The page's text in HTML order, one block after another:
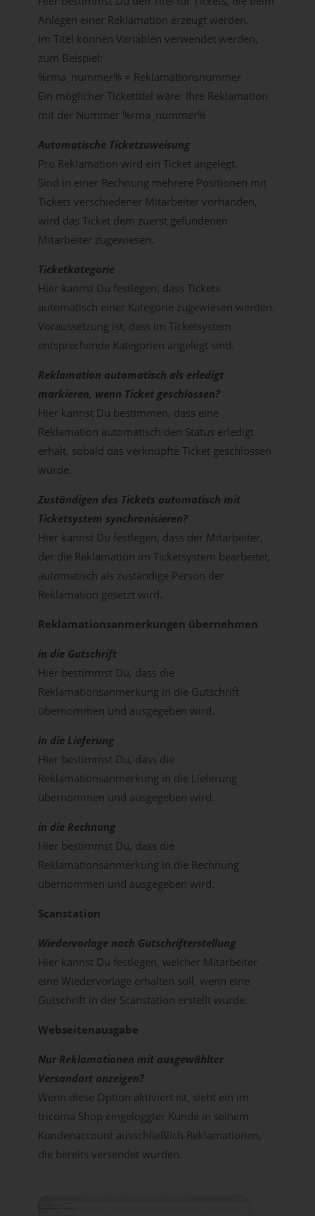
Anlegen einer Reklamation erzeugt werden.
Im Titel können Variablen verwendet werden,
zum Beispiel:
%rma_nummer% = Reklamationsnummer
Ein möglicher Tickettitel wäre: Ihre Reklamation
mit der Nummer %rma_nummer%
Automatische Ticketzuweisung
Pro Reklamation wird ein Ticket angelegt.
Sind in einer Rechnung mehrere Positionen mit
Tickets verschiedener Mitarbeiter vorhanden,
wird das Ticket dem zuerst gefundenen
Mitarbeiter zugewiesen.
Ticketkategorie
Hier kannst Du festlegen, dass Tickets
automatisch einer Kategorie zugewiesen werden.
Voraussetzung ist, dass im Ticketsystem
entsprechende Kategorien angelegt sind.
Reklamation automatisch als erledigt
markieren, wenn Ticket geschlossen?
Hier kannst Du bestimmen, dass eine
Reklamation automatisch den Status erledigt
erhält, sobald das verknüpfte Ticket geschlossen
wurde.
Zuständigen des Tickets automatisch mit
Ticketsystem synchronisieren?
Hier kannst Du festlegen, dass der Mitarbeiter,
der die Reklamation im Ticketsystem bearbeitet,
automatisch als zuständige Person der
Reklamation gesetzt wird.
Reklamationsanmerkungen übernehmen
in die Gutschrift
Hier bestimmst Du, dass die
Reklamationsanmerkung in die Gutschrift
übernommen und ausgegeben wird.
in die Lieferung
Hier bestimmst Du, dass die
Reklamationsanmerkung in die Lieferung
übernommen und ausgegeben wird.
in die Rechnung
Hier bestimmst Du, dass die
Reklamationsanmerkung in die Rechnung
übernommen und ausgegeben wird.
Scanstation
Wiedervorlage nach Gutschrifterstellung
Hier kannst Du festlegen, welcher Mitarbeiter
eine Wiedervorlage erhalten soll, wenn eine
Gutschrift in der Scanstation erstellt wurde.
Webseitenausgabe
Nur Reklamationen mit ausgewählter
Versandart anzeigen?
Wenn diese Option aktiviert ist, sieht ein im
tricoma Shop eingeloggter Kunde in seinem
Kundenaccount ausschließlich Reklamationen,
die bereits versendet wurden.